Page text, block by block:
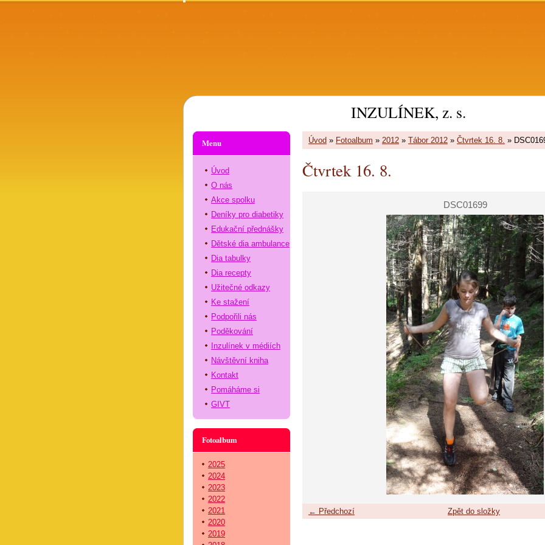
INZULÍNEK, z. s.
Úvod » Fotoalbum » 2012 » Tábor 2012 » Čtvrtek 16. 8. »
Čtvrtek 16. 8.
DSC01699
← Předchozí Zpět do složky
Menu
Úvod
O nás
Akce spolku
Deníky pro diabetiky
Edukační přednášky
Dětské dia ambulance
Dia tabulky
Dia recepty
Užitečné odkazy
Ke stažení
Podpořili nás
Poděkování
Inzulínek v médiích
Návštěvní kniha
Kontakt
Pomáháme si
GIVT
Fotoalbum
2025
2024
2023
2022
2021
2020
2019